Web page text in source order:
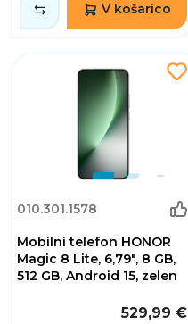
V košarico
010.301.1578
Mobilni telefon HONOR
Magic 8 Lite, 6,79", 8 GB,
512 GB, Android 15, zelen
529,99 €